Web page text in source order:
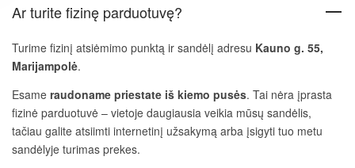
Ar turite fizinę parduotuvę?
Turime fizinį atsiėmimo punktą ir sandėlį adresu Kauno g. 55,
Marijampolė.
Esame raudoname priestate iš kiemo pusės. Tai nėra įprasta
fizinė parduotuvė – vietoje daugiausia veikia mūsų sandėlis,
tačiau galite atsiimti internetinį užsakymą arba įsigyti tuo metu
sandėlyje turimas prekes.